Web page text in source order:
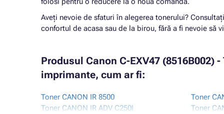
Aveți nevoie de sfaturi în alegerea tonerului?
confortul de acasa sau de la birou, fără a fi nevoie să
Produsul Canon C-EXV47
imprimante, cum ar fi:
Toner CANON IR 8500
Toner CANON IR ADV C250I
Toner
Toner